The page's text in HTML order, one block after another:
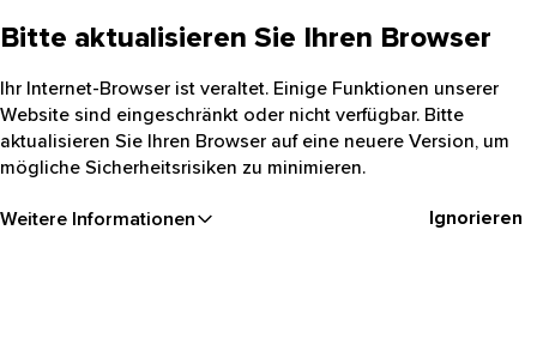
Bitte aktualisieren Sie Ihren Browser
Ihr Internet-Browser ist veraltet. Einige Funktionen unserer
Website sind eingeschränkt oder nicht verfügbar. Bitte
aktualisieren Sie Ihren Browser auf eine neuere Version, um
mögliche Sicherheitsrisiken zu minimieren.
Weitere Informationen Ignorieren